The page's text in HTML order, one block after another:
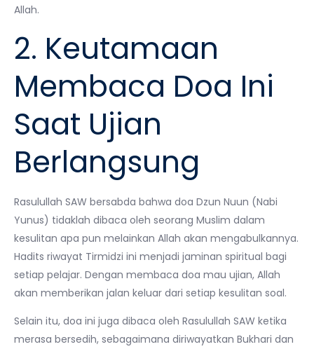
Allah.
2. Keutamaan
Membaca Doa Ini
Saat Ujian
Berlangsung
Rasulullah SAW bersabda bahwa doa Dzun Nuun (Nabi
Yunus) tidaklah dibaca oleh seorang Muslim dalam
kesulitan apa pun melainkan Allah akan mengabulkannya.
Hadits riwayat Tirmidzi ini menjadi jaminan spiritual bagi
setiap pelajar. Dengan membaca doa mau ujian, Allah
akan memberikan jalan keluar dari setiap kesulitan soal.
Selain itu, doa ini juga dibaca oleh Rasulullah SAW ketika
merasa bersedih, sebagaimana diriwayatkan Bukhari dan